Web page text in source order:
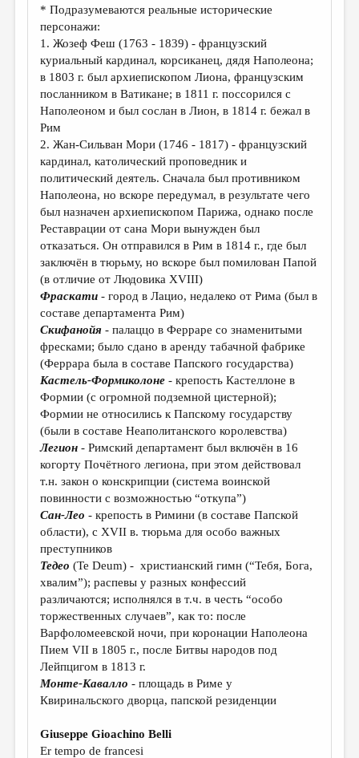
ТРЕДИАКОВСКИЙ
МЕДИА
ВКОНТАКТЕ
* Подразумеваются реальные исторические
персонажи:
1. Жозеф Феш (1763 - 1839) - французский
куриальный кардинал, корсиканец, дядя Наполеона;
в 1803 г. был архиепископом Лиона, французским
посланником в Ватикане; в 1811 г. поссорился с
Наполеоном и был сослан в Лион, в 1814 г. бежал в
Рим
2. Жан-Сильван Мори (1746 - 1817) - французский
кардинал, католический проповедник и
политический деятель. Сначала был противником
Наполеона, но вскоре передумал, в результате чего
был назначен архиепископом Парижа, однако после
Реставрации от сана Мори вынужден был
отказаться. Он отправился в Рим в 1814 г., где был
заключён в тюрьму, но вскоре был помилован Папой
(в отличие от Людовика XVIII)
Фраскати - город в Лацио, недалеко от Рима (был в
составе департамента Рим)
Скифанойя - палаццо в Ферраре со знаменитыми
фресками; было сдано в аренду табачной фабрике
(Феррара была в составе Папского государства)
Кастель-Формиколоне - крепость Кастеллоне в
Формии (с огромной подземной цистерной);
Формии не относились к Папскому государству
(были в составе Неаполитанского королевства)
Легион - Римский департамент был включён в 16
когорту Почётного легиона, при этом действовал
т.н. закон о конскрипции (система воинской
повинности с возможностью “откупа”)
Сан-Лео - крепость в Римини (в составе Папской
области), с XVII в. тюрьма для особо важных
преступников
Тедео (Te Deum) - христианский гимн (“Тебя, Бога,
хвалим”); распевы у разных конфессий
различаются; исполнялся в т.ч. в честь “особо
торжественных случаев”, как то: после
Варфоломеевской ночи, при коронации Наполеона
Пием VII в 1805 г., после Битвы народов под
Лейпцигом в 1813 г.
Монте-Кавалло - площадь в Риме у
Квиринальского дворца, папской резиденции
Giuseppe Gioachino Belli
Er tempo de francesi